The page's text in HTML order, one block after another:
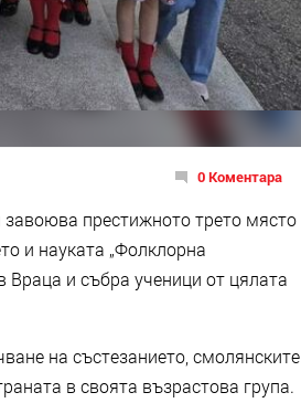
0 Коментара
престижното трето място
и науката „Фолклорна
Враца и събра ученици от цялата
на състезанието, смолянските
в своята възрастова група.